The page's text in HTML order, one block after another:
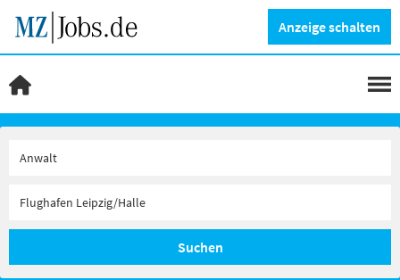
Anzeige schalten
Suchen